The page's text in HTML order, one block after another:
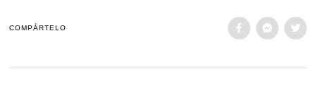
COMPÁRTELO